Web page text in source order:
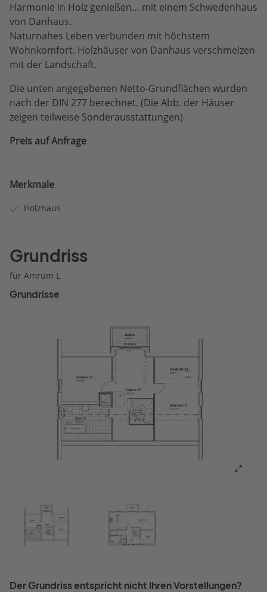
Harmonie in Holz genießen… mit einem Schwedenhaus
von Danhaus.
Naturnahes Leben verbunden mit höchstem
Wohnkomfort. Holzhäuser von Danhaus verschmelzen
mit der Landschaft.
Die unten angegebenen Netto-Grundflächen wurden
nach der DIN 277 berechnet. (Die Abb. der Häuser
zeigen teilweise Sonderausstattungen)
Preis auf Anfrage
Merkmale
Holzhaus
Grundriss
für Amrum L
Grundrisse
Der Grundriss entspricht nicht Ihren Vorstellungen?